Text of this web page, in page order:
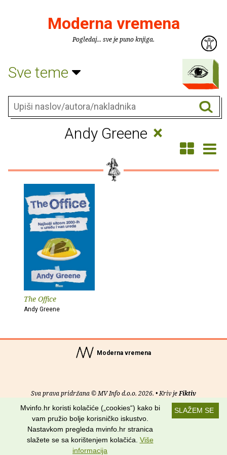
Moderna vremena
Pogledaj... sve je puno knjiga.
Sve teme
Andy Greene ×
The Office
Andy Greene
Moderna vremena
Sva prava pridržana © MV Info d.o.o. 2026. • Kriv jeFiktiv
Uvjeti korištenja RSS kanali
Potraži nas na:
SLAŽEM SE
Mvinfo.hr koristi kolačiće („cookies“) kako bi
vam pružio bolje korisničko iskustvo.
Nastavkom pregleda mvinfo.hr stranica
slažete se sa korištenjem kolačića. Više
informacija